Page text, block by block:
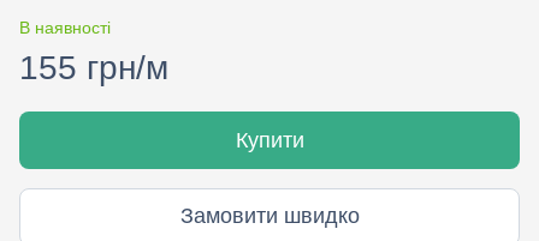
В наявності
155 грн/м
Купити
Замовити швидко